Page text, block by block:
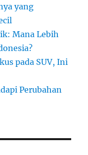
yang
Mana Lebih
pada SUV, Ini
Perubahan